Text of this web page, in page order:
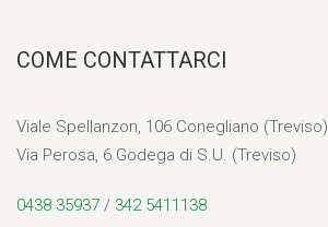
COME CONTATTARCI
Viale Spellanzon, 106 Conegliano (Treviso)
Via Perosa, 6 Godega di S.U. (Treviso)
0438 35937 / 342 5411138